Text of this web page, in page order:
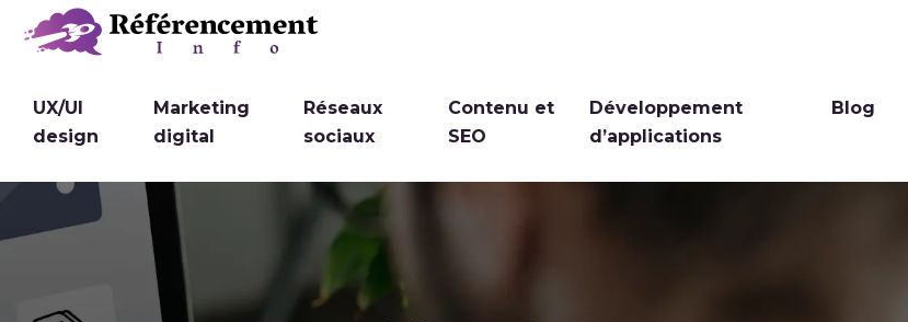
UX/UI
design
Marketing
digital
Réseaux
sociaux
Contenu et
SEO
Développement
d’applications
Blog